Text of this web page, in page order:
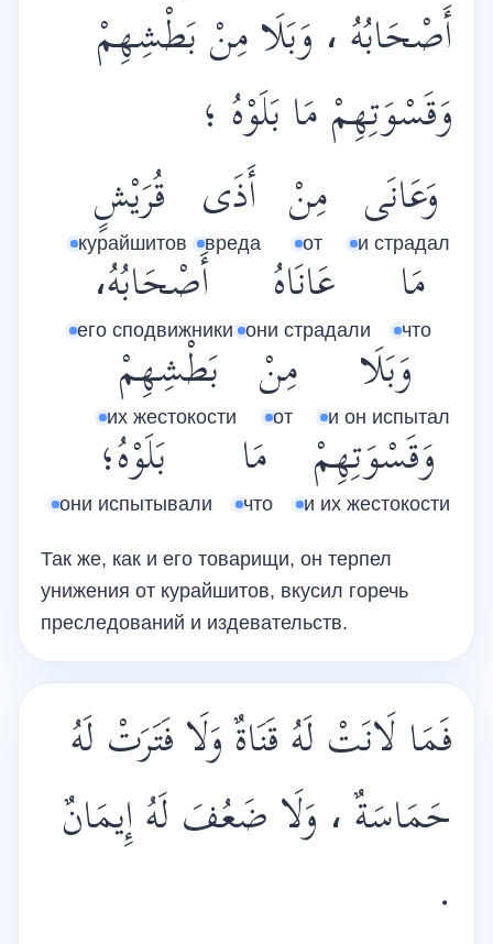
أَصْحَابُهُ ، وَبَلَا مِنْ بَطْشِهِمْ
وَقَسْوَتِهِمْ مَا بَلَوْهُ ؛
وَعَانَى
и страдал
مِنْ
от
أَذَى
вреда
قُرَيْشٍ
курайшитов
مَا
что
عَانَاهُ
они страдали
أَصْحَابُهُ،
его сподвижники
وَبَلَا
и он испытал
مِنْ
от
بَطْشِهِمْ
их жестокости
وَقَسْوَتِهِمْ
и их жестокости
مَا
что
بَلَوْهُ؛
они испытывали
Так же, как и его товарищи, он терпел
унижения от курайшитов, вкусил горечь
преследований и издевательств.
فَمَا لَانَتْ لَهُ قَنَاةٌ وَلَا فَتَرَتْ لَهُ
حَمَاسَةٌ ، وَلَا ضَعُفَ لَهُ إِيمَانٌ
.